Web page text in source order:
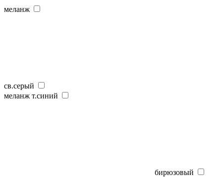
меланж
св.серый
меланж т.синий
бирюзовый